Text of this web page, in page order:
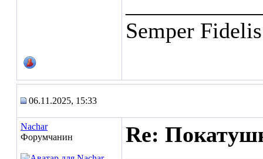
Semper
06.11.2025, 15:33
Nachar
Форумчанин
Re: